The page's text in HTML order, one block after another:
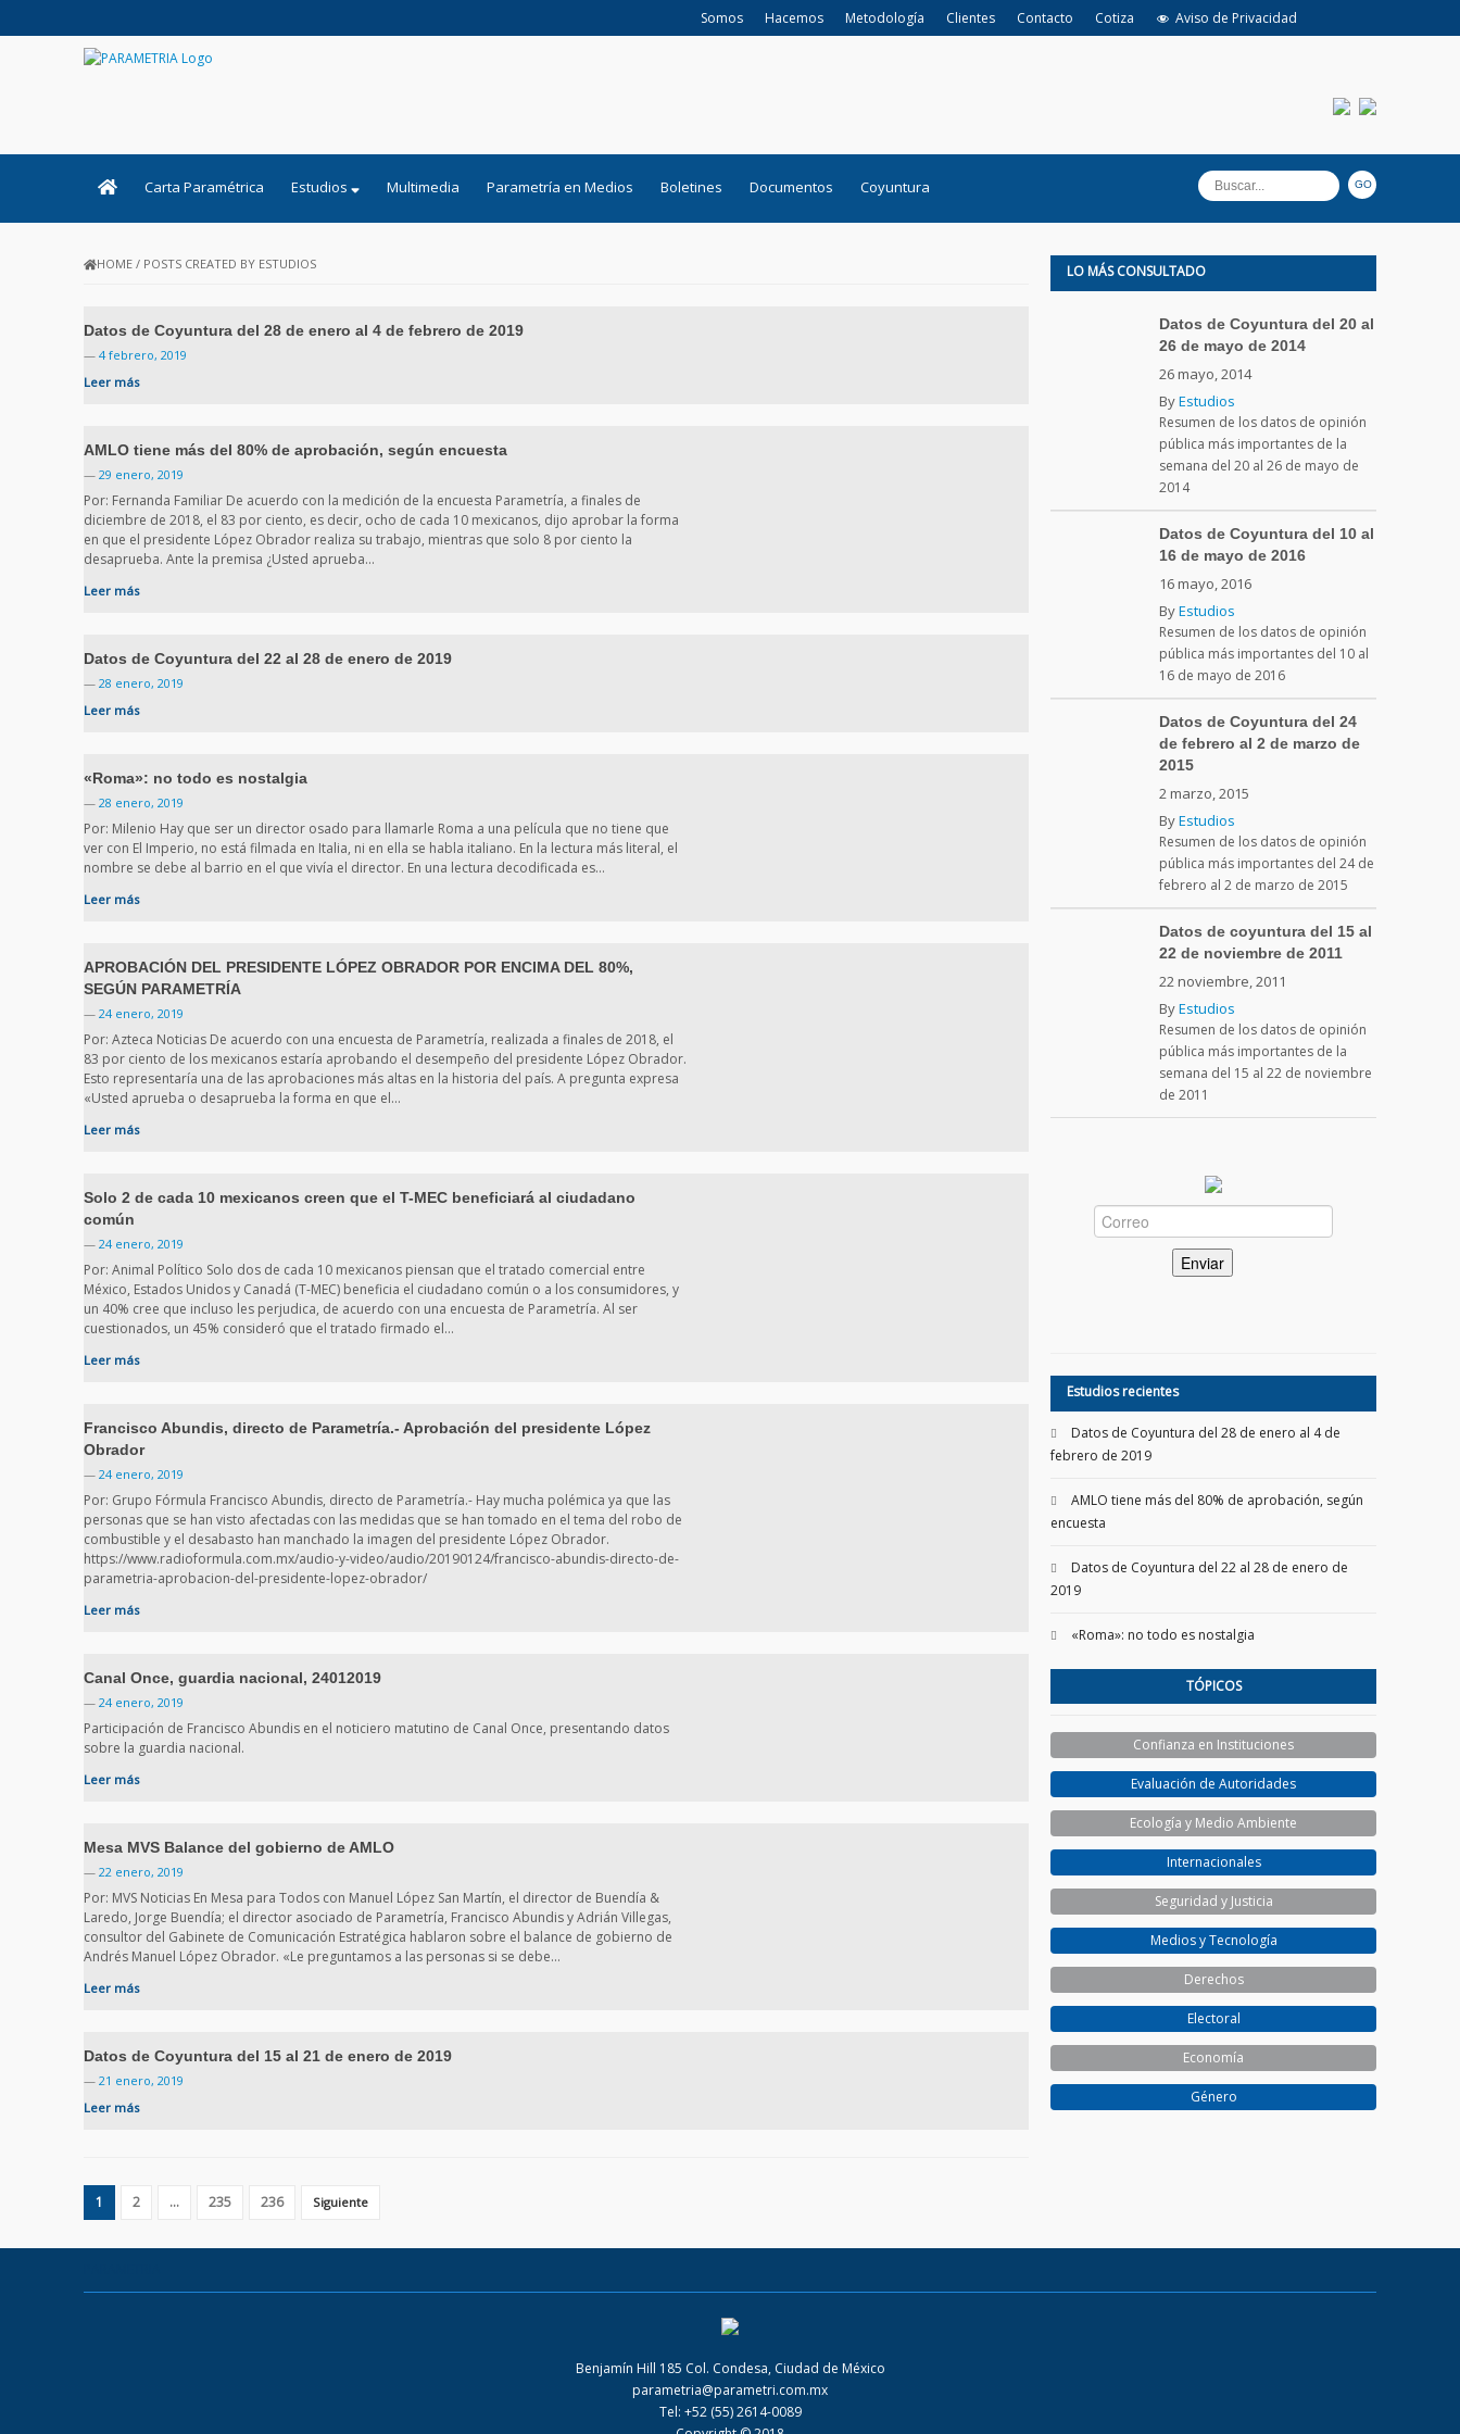
Somos Hacemos Metodología Clientes Contacto Cotiza Aviso de Privacidad
Carta Paramétrica Estudios Multimedia Parametría en Medios Boletines Documentos Coyuntura
HOME / POSTS CREATED BY ESTUDIOS
Datos de Coyuntura del 28 de enero al 4 de febrero de 2019
— 4 febrero, 2019
Leer más
AMLO tiene más del 80% de aprobación, según encuesta
— 29 enero, 2019
Por: Fernanda Familiar De acuerdo con la medición de la encuesta Parametría, a finales de
diciembre de 2018, el 83 por ciento, es decir, ocho de cada 10 mexicanos, dijo aprobar la forma
en que el presidente López Obrador realiza su trabajo, mientras que solo 8 por ciento la
desaprueba. Ante la premisa ¿Usted aprueba…
Leer más
Datos de Coyuntura del 22 al 28 de enero de 2019
— 28 enero, 2019
Leer más
«Roma»: no todo es nostalgia
— 28 enero, 2019
Por: Milenio Hay que ser un director osado para llamarle Roma a una película que no tiene que
ver con El Imperio, no está filmada en Italia, ni en ella se habla italiano. En la lectura más literal, el
nombre se debe al barrio en el que vivía el director. En una lectura decodificada es…
Leer más
APROBACIÓN DEL PRESIDENTE LÓPEZ OBRADOR POR ENCIMA DEL 80%,
SEGÚN PARAMETRÍA
— 24 enero, 2019
Por: Azteca Noticias De acuerdo con una encuesta de Parametría, realizada a finales de 2018, el
83 por ciento de los mexicanos estaría aprobando el desempeño del presidente López Obrador.
Esto representaría una de las aprobaciones más altas en la historia del país. A pregunta expresa
«Usted aprueba o desaprueba la forma en que el…
Leer más
Solo 2 de cada 10 mexicanos creen que el T-MEC beneficiará al ciudadano
común
— 24 enero, 2019
Por: Animal Político Solo dos de cada 10 mexicanos piensan que el tratado comercial entre
México, Estados Unidos y Canadá (T-MEC) beneficia el ciudadano común o a los consumidores, y
un 40% cree que incluso les perjudica, de acuerdo con una encuesta de Parametría. Al ser
cuestionados, un 45% consideró que el tratado firmado el…
Leer más
Francisco Abundis, directo de Parametría.- Aprobación del presidente López
Obrador
— 24 enero, 2019
Por: Grupo Fórmula Francisco Abundis, directo de Parametría.- Hay mucha polémica ya que las
personas que se han visto afectadas con las medidas que se han tomado en el tema del robo de
combustible y el desabasto han manchado la imagen del presidente López Obrador.
https://www.radioformula.com.mx/audio-y-video/audio/20190124/francisco-abundis-directo-de-
parametria-aprobacion-del-presidente-lopez-obrador/
Leer más
Canal Once, guardia nacional, 24012019
— 24 enero, 2019
Participación de Francisco Abundis en el noticiero matutino de Canal Once, presentando datos
sobre la guardia nacional.
Leer más
Mesa MVS Balance del gobierno de AMLO
— 22 enero, 2019
Por: MVS Noticias En Mesa para Todos con Manuel López San Martín, el director de Buendía &
Laredo, Jorge Buendía; el director asociado de Parametría, Francisco Abundis y Adrián Villegas,
consultor del Gabinete de Comunicación Estratégica hablaron sobre el balance de gobierno de
Andrés Manuel López Obrador. «Le preguntamos a las personas si se debe…
Leer más
Datos de Coyuntura del 15 al 21 de enero de 2019
— 21 enero, 2019
Leer más
1 2 … 235 236 Siguiente
LO MÁS CONSULTADO
Datos de Coyuntura del 20 al
26 de mayo de 2014
26 mayo, 2014
ByEstudios
Resumen de los datos de opinión
pública más importantes de la
semana del 20 al 26 de mayo de
2014
Datos de Coyuntura del 10 al
16 de mayo de 2016
16 mayo, 2016
ByEstudios
Resumen de los datos de opinión
pública más importantes del 10 al
16 de mayo de 2016
Datos de Coyuntura del 24
de febrero al 2 de marzo de
2015
2 marzo, 2015
ByEstudios
Resumen de los datos de opinión
pública más importantes del 24 de
febrero al 2 de marzo de 2015
Datos de coyuntura del 15 al
22 de noviembre de 2011
22 noviembre, 2011
ByEstudios
Resumen de los datos de opinión
pública más importantes de la
semana del 15 al 22 de noviembre
de 2011
Estudios recientes
Datos de Coyuntura del 28 de enero al 4 de
febrero de 2019
AMLO tiene más del 80% de aprobación, según
encuesta
Datos de Coyuntura del 22 al 28 de enero de
2019
«Roma»: no todo es nostalgia
TÓPICOS
Confianza en Instituciones
Evaluación de Autoridades
Ecología y Medio Ambiente
Internacionales
Seguridad y Justicia
Medios y Tecnología
Derechos
Electoral
Economía
Género
Benjamín Hill 185 Col. Condesa, Ciudad de México
parametria@parametri.com.mx
Tel: +52 (55) 2614-0089